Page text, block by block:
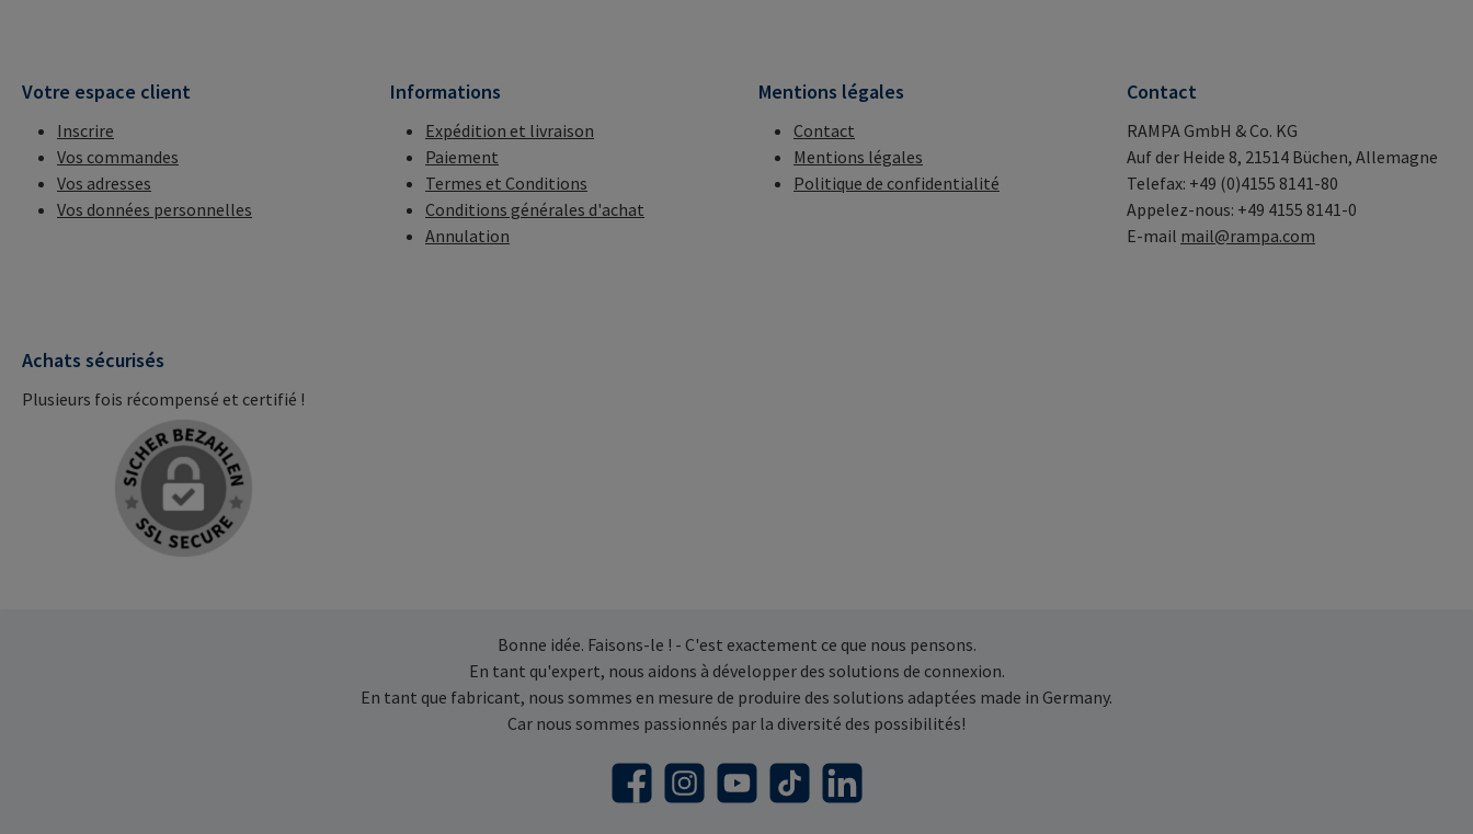
Votre espace client
Inscrire
Vos commandes
Vos adresses
Vos données personnelles
Informations
Expédition et livraison
Paiement
Termes et Conditions
Conditions générales d'achat
Annulation
Mentions légales
Contact
Mentions légales
Politique de confidentialité
Contact
RAMPA GmbH & Co. KG
Auf der Heide 8, 21514 Büchen, Allemagne
Telefax: +49 (0)4155 8141-80
Appelez-nous: +49 4155 8141-0
E-mail mail@rampa.com
Achats sécurisés
Plusieurs fois récompensé et certifié !
Bonne idée. Faisons-le ! - C'est exactement ce que nous pensons.
En tant qu'expert, nous aidons à développer des solutions de connexion.
En tant que fabricant, nous sommes en mesure de produire des solutions adaptées made in Germany.
Car nous sommes passionnés par la diversité des possibilités!
FacebookInstagramYouTubeTikTok LinkedIn